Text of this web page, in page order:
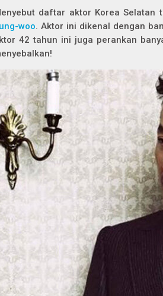
daftar aktor Korea Selatan
woo. Aktor ini dikenal dengan
42 tahun ini juga perankan